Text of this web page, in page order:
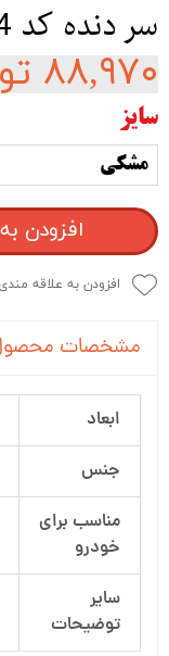
سر دنده کد 3074
۸۸,۹۷۰ تومان
سایز
مشکی
افزودن
افزودن به علاقه
مشخصات
ابعاد
جنس
مناسب برای
خودرو
سایر
توضیحات